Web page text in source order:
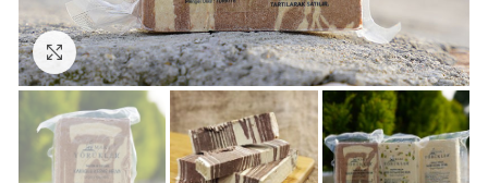
Click to enlarge